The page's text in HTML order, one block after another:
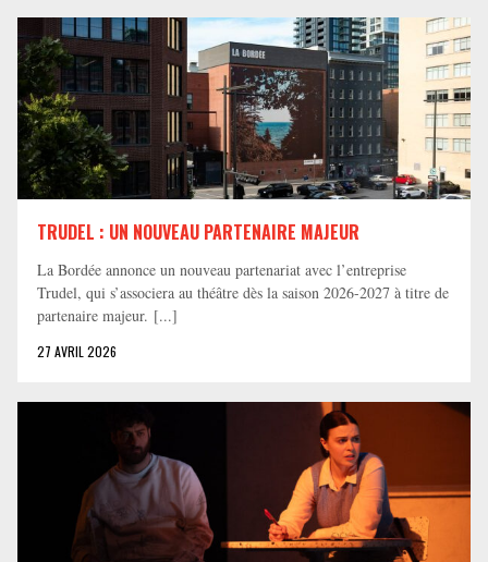
TRUDEL : UN NOUVEAU PARTENAIRE MAJEUR
La Bordée annonce un nouveau partenariat avec l’entreprise
Trudel, qui s’associera au théâtre dès la saison 2026-2027 à titre de
partenaire majeur. [...]
27 AVRIL 2026